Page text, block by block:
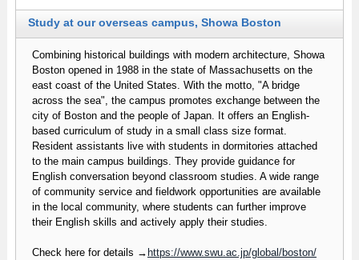
Study at our overseas campus, Showa Boston
Combining historical buildings with modern architecture, Showa
Boston opened in 1988 in the state of Massachusetts on the
east coast of the United States. With the motto, "A bridge
across the sea", the campus promotes exchange between the
city of Boston and the people of Japan. It offers an English-
based curriculum of study in a small class size format.
Resident assistants live with students in dormitories attached
to the main campus buildings. They provide guidance for
English conversation beyond classroom studies. A wide range
of community service and fieldwork opportunities are available
in the local community, where students can further improve
their English skills and actively apply their studies.
Check here for details → https://www.swu.ac.jp/global/boston/